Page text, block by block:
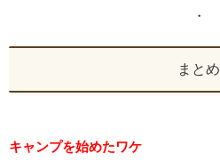
・
まとめ
キャンプを始めたワケ